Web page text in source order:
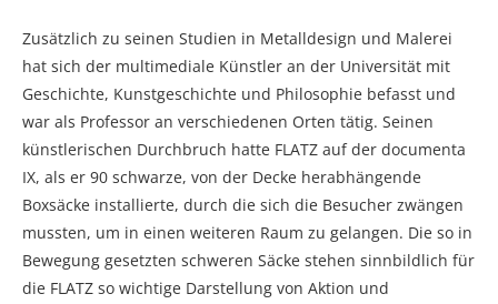
Zusätzlich zu seinen Studien in Metalldesign und Malerei
hat sich der multimediale Künstler an der Universität mit
Geschichte, Kunstgeschichte und Philosophie befasst und
war als Professor an verschiedenen Orten tätig. Seinen
künstlerischen Durchbruch hatte FLATZ auf der documenta
IX, als er 90 schwarze, von der Decke herabhängende
Boxsäcke installierte, durch die sich die Besucher zwängen
mussten, um in einen weiteren Raum zu gelangen. Die so in
Bewegung gesetzten schweren Säcke stehen sinnbildlich für
die FLATZ so wichtige Darstellung von Aktion und